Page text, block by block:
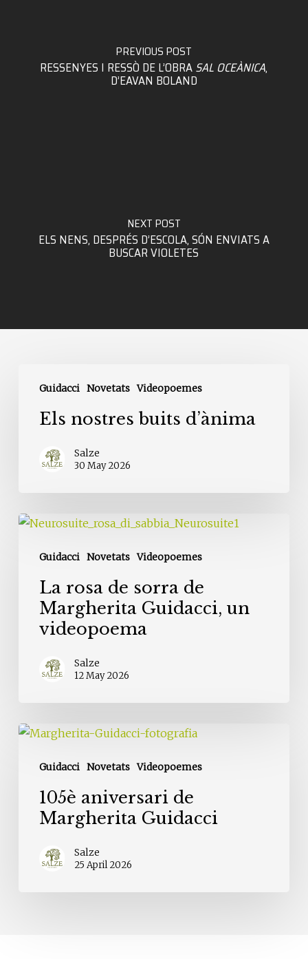
PREVIOUS POST
RESSENYES I RESSÒ DE L’OBRASAL OCEÀNICA,
D’EAVAN BOLAND
NEXT POST
ELS NENS, DESPRÉS D’ESCOLA, SÓN ENVIATS A
BUSCAR VIOLETES
Guidacci Novetats Videopoemes
nostres
buitsEls nostres buits d’ànima
Salze
30 May 2026
Guidacci Novetats Videopoemes
La
sorra
Margherita
Guidacci,
videopoema
La rosa de sorra de
Margherita Guidacci, un
videopoema
Salze
12 May 2026
Guidacci Novetats Videopoemes
105è
Margherita
Guidacci
105è aniversari de
Margherita Guidacci
Salze
25 April 2026